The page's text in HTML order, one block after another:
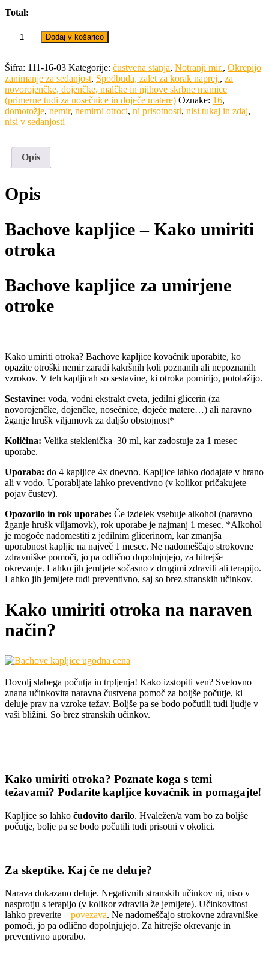
Total:
Bachove
kapljice
UMIRJENI
OTROCI
30
ml
količina
Dodaj v košarico
Šifra: 111-16-03 Kategorije: čustvena stanja, Notranji mir., Okrepijo
zanimanje za sedanjost, Spodbuda, zalet za korak naprej., za
novorojenčke, dojenčke, malčke in njihove skrbne mamice
(primerne tudi za nosečnice in doječe matere) Oznake: 16,
domotožje, nemir, nemirni otroci, ni prisotnosti, nisi tukaj in zdaj,
nisi v sedanjosti
Opis
Opis
Bachove kapljice – Kako umiriti
otroka
Bachove kapljice za umirjene
otroke
Kako umiriti otroka? Bachove kapljice kovačnik uporabite, ko
opazite otroški nemir zaradi kakršnih koli poznanih ali nepoznanih
vzrokov. V teh kapljicah so sestavine, ki otroka pomirijo, potolažijo.
Sestavine: voda, vodni ekstrakt cveta, jedilni glicerin (za
novorojenčke, dojenčke, nosečnice, doječe matere…) ali naravno
žganje hrušk viljamovk za daljšo obstojnost*
Količina: Velika steklenička 30 ml, kar zadostuje za 1 mesec
uporabe.
Uporaba: do 4 kapljice 4x dnevno. Kapljice lahko dodajate v hrano
ali v vodo. Uporabljate lahko preventivno (v kolikor pričakujete
pojav čustev).
Opozorilo in rok uporabe: Če izdelek vsebuje alkohol (naravno
žganje hrušk viljamovk), rok uporabe je najmanj 1 mesec. *Alkohol
je mogoče nadomestiti z jedilnim glicerinom, kar zmanjša
uporabnost kapljic na največ 1 mesec. Ne nadomeščajo strokovne
zdravniške pomoči, jo pa odlično dopolnjujejo, za hitrejše
okrevanje. Lahko jih jemljete sočasno z drugimi zdravili ali terapijo.
Lahko jih jemljete tudi preventivno, saj so brez stranskih učinkov.
Kako umiriti otroka na naraven
način?
Dovolj slabega počutja in trpljenja! Kako izstopiti ven? Svetovno
znana učinkovita naravna čustvena pomoč za boljše počutje, ki
deluje prav na vzroke težav. Boljše pa se bodo počutili tudi ljudje v
vaši bližini. So brez stranskih učinkov.
Kako umiriti otroka? Poznate koga s temi
težavami? Podarite kapljice kovačnik in pomagajte!
Kapljice so lahko čudovito darilo. Hvaležen/a vam bo za boljše
počutje, bolje pa se bodo počutili tudi prisotni v okolici.
Za skeptike. Kaj če ne deluje?
Narava dokazano deluje. Negativnih stranskih učinkov ni, niso v
nasprotju s terapijo (v kolikor zdravila že jemljete). Učinkovitost
lahko preverite – povezava. Ne nadomeščajo strokovne zdravniške
pomoči, jo pa odlično dopolnjujejo. Za hitrejše okrevanje in
preventivno uporabo.